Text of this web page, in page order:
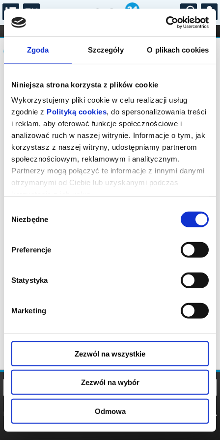
Zgoda Szczegóły O plikach cookies
Niniejsza strona korzysta z plików cookie
Wykorzystujemy pliki cookie w celu realizacji usług
zgodnie z Polityką cookies, do spersonalizowania treści
i reklam, aby oferować funkcje społecznościowe i
analizować ruch w naszej witrynie. Informacje o tym, jak
korzystasz z naszej witryny, udostępniamy partnerom
społecznościowym, reklamowym i analitycznym.
Partnerzy mogą połączyć te informacje z innymi danymi
otrzymanymi od Ciebie lub uzyskanymi podczas
zgody
Niezbędne
Preferencje
Statystyka
Marketing
Zezwól na wszystkie
Zezwól na wybór
Odmowa
...
FILHARMONIA OPERA I BALET
STAND-UP
DLA DZIECI
Komunikat
Sprzedaż biletów on-line na wydarzenie
została zakończona.
POLITYKA
POLITYKA